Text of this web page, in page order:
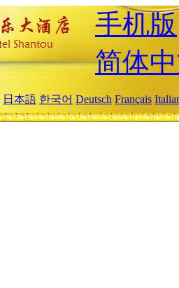
手机版
简体
日本語 한국어 Deutsch Français